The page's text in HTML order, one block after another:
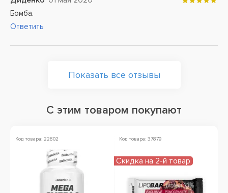
Бомба.
Ответить
Показать все отзывы
С этим товаром покупают
Код товара: 22802 Код товара: 37879
Скидка на 2-й товар